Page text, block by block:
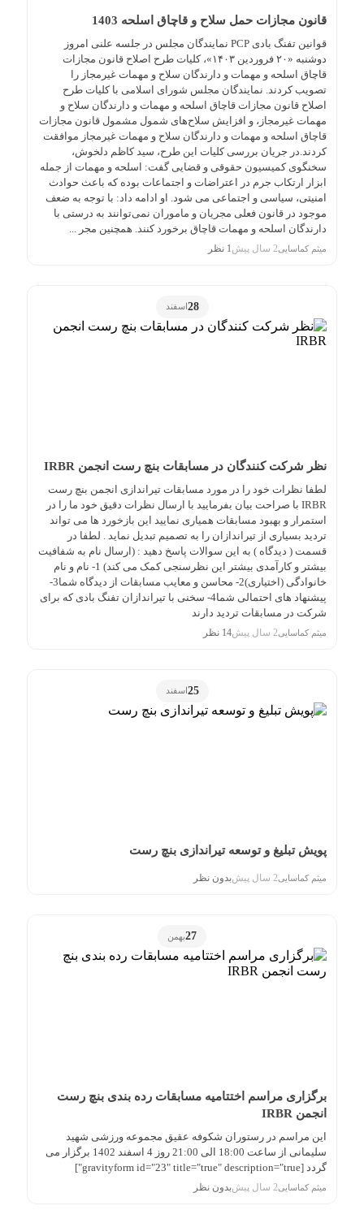
قانون مجازات حمل سلاح و قاچاق اسلحه 1403
قوانین تفنگ بادی PCP نمایندگان مجلس در جلسه علنی امروز
دوشنبه «۲۰ فروردین ۱۴۰۳»، کلیات طرح اصلاح قانون مجازات
قاچاق اسلحه و مهمات و دارندگان سلاح و مهمات غیرمجاز را
تصویب کردند. نمایندگان مجلس شورای اسلامی با کلیات طرح
اصلاح قانون مجازات قاچاق اسلحه و مهمات و دارندگان سلاح و
مهمات غیرمجاز، و افزایش سلاح‌های شمول مشمول قانون مجازات
قاچاق اسلحه و مهمات و دارندگان سلاح و مهمات غیرمجاز موافقت
کردند.در جریان بررسی کلیات این طرح، سید کاظم دلخوش،
سخنگوی کمیسیون حقوقی و قضایی گفت: اسلحه و مهمات از جمله
ابزار ارتکاب جرم در اعتراضات و اجتماعات بوده که باعث حوادث
امنیتی، سیاسی و اجتماعی می شود. او ادامه داد: با توجه به ضعف
موجود در قانون فعلی مجریان و ماموران نمی‌توانند به درستی با
دارندگان اسلحه و مهمات قاچاق برخورد کنند. همچنین مجر ...
میثم کماسایی2 سال پیش 1 نظر
28اسفند
نظر شرکت کنندگان در مسابقات بنچ رست انجمن IRBR
لطفا نظرات خود را در مورد مسابقات تیراندازی انجمن بنچ رست
IRBR با صراحت بیان بفرمایید با ارسال نظرات دقیق خود ما را در
استمرار و بهبود مسابقات همیاری نمایید این بازخورد ها می تواند
تردید بسیاری از تیراندازان را به تصمیم تبدیل نماید . لطفا در
قسمت ( دیدگاه ) به این سوالات پاسخ دهید : (ارسال نام به شفافیت
بیشتر و کارآمدی بیشتر این نظرسنجی کمک می کند) 1- نام و نام
خانوادگی (اختیاری)2- محاسن و معایب مسابقات از دیدگاه شما3-
پیشنهاد های احتمالی شما4- سخنی با تیراندازان تفنگ بادی که برای
شرکت در مسابقات تردید دارند
میثم کماسایی2 سال پیش 14 نظر
25 اسفند
پویش تبلیغ و توسعه تیراندازی بنچ رست
میثم کماسایی2 سال پیش بدون نظر
27بهمن
برگزاری مراسم اختتامیه مسابقات رده بندی بنچ رست
انجمن IRBR
این مراسم در رستوران شکوفه عقیق مجموعه ورزشی شهید
سلیمانی از ساعت 18:00 الی 21:00 روز 4 اسفند 1402 برگزار می
گردد [gravityform id="23" title="true" description="true"]
میثم کماسایی2 سال پیش بدون نظر